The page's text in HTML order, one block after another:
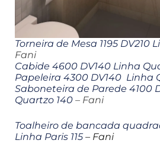
Torneira de Mesa 1195 DV210
Fani
Cabide 4600 DV140 Linha
Papeleira 4300 DV140 Linha
Saboneteira de Parede 4100
Quartzo 140 – Fani
Toalheiro de bancada
Linha Paris 115 – Fani